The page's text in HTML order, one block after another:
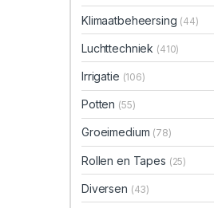
Klimaatbeheersing (44)
Luchttechniek (410)
Irrigatie (106)
Potten (55)
Groeimedium (78)
Rollen en Tapes (25)
Diversen (43)